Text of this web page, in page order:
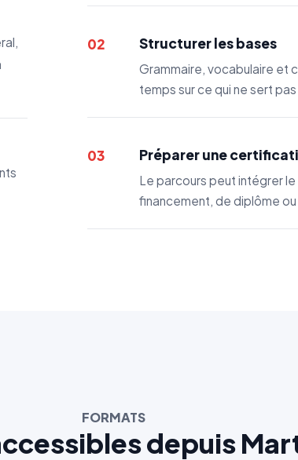
02 Structurer les bases
Grammaire, vocabulaire et
temps sur ce qui ne sert
03 Préparer une
Le parcours peut intégrer
financement, de diplôme
FORMATS
depuis